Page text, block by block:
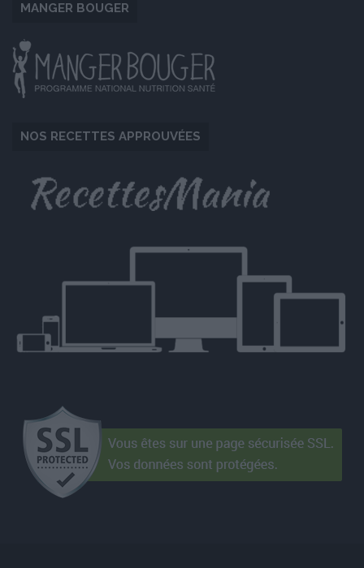
MANGER BOUGER
NOS RECETTES APPROUVÉES